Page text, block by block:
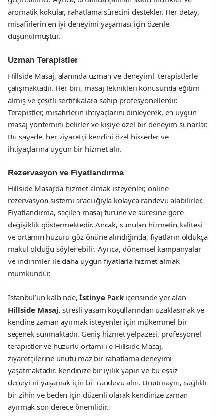
aromatik kokular, rahatlama sürecini destekler. Her detay,
misafirlerin en iyi deneyimi yaşaması için özenle
düşünülmüştür.
Uzman Terapistler
Hillside Masaj, alanında uzman ve deneyimli terapistlerle
çalışmaktadır. Her biri, masaj teknikleri konusunda eğitim
almış ve çeşitli sertifikalara sahip profesyonellerdir.
Terapistler, misafirlerin ihtiyaçlarını dinleyerek, en uygun
masaj yöntemini belirler ve kişiye özel bir deneyim sunarlar.
Bu sayede, her ziyaretçi kendini özel hisseder ve
ihtiyaçlarına uygun bir hizmet alır.
Rezervasyon ve Fiyatlandırma
Hillside Masaj’da hizmet almak isteyenler, online
rezervasyon sistemi aracılığıyla kolayca randevu alabilirler.
Fiyatlandırma, seçilen masaj türüne ve süresine göre
değişiklik göstermektedir. Ancak, sunulan hizmetin kalitesi
ve ortamın huzuru göz önüne alındığında, fiyatların oldukça
makul olduğu söylenebilir. Ayrıca, dönemsel kampanyalar
ve indirimler ile daha uygun fiyatlarla hizmet almak
mümkündür.
İstanbul’un kalbinde, İstinye Park içerisinde yer alan
Hillside Masaj, stresli yaşam koşullarından uzaklaşmak ve
kendine zaman ayırmak isteyenler için mükemmel bir
seçenek sunmaktadır. Geniş hizmet yelpazesi, profesyonel
terapistler ve huzurlu ortamı ile Hillside Masaj,
ziyaretçilerine unutulmaz bir rahatlama deneyimi
yaşatmaktadır. Kendinize bir iyilik yapın ve bu eşsiz
deneyimi yaşamak için bir randevu alın. Unutmayın, sağlıklı
bir zihin ve beden için düzenli olarak kendinize zaman
ayırmak son derece önemlidir.